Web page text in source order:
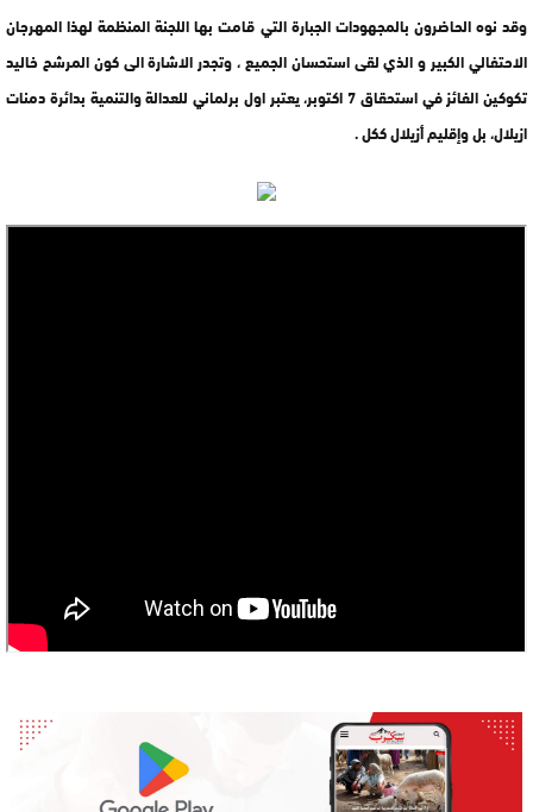
وقد نوه الحاضرون بالمجهودات الجبارة التي قامت بها اللجنة المنظمة لهذا المهرجان
الاحتفالي الكبير و الذي لقى استحسان الجميع ، وتجدر الاشارة الى كون المرشح خاليد
تكوكين الفائز في استحقاق 7 اكتوبر، يعتبر اول برلماني للعدالة والتنمية بدائرة دمنات
ازيلال، بل وإقليم أزيلال ككل .